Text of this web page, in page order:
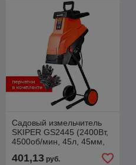
Садовый измельчитель
SKIPER GS2445 (2400Вт,
4500об/мин, 45л, 45мм,
401,13 руб.